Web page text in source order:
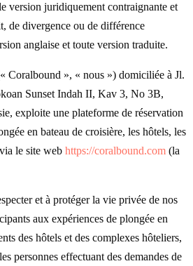
version juridiquement contraignante et
de divergence ou de différence
anglaise et toute version traduite.
Coralbound », « nous ») domiciliée à Jl.
Sunset Indah II, Kav 3, No 3B,
exploite une plateforme de réservation
en bateau de croisière, les hôtels, les
le site web https://coralbound.com (la
et à protéger la vie privée de nos
aux expériences de plongée en
des hôtels et des complexes hôteliers,
personnes effectuant des demandes de